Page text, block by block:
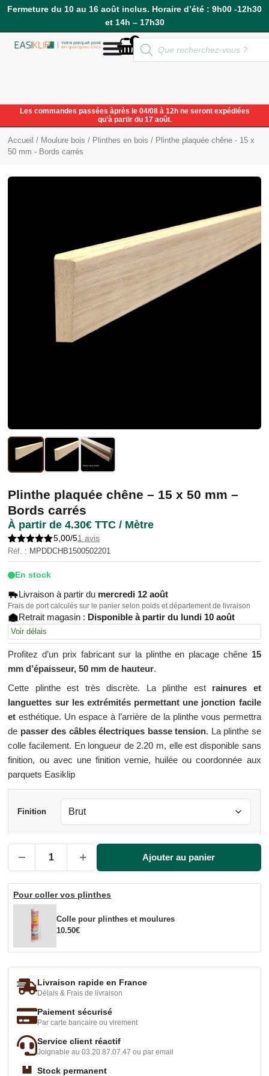
Fermeture du 10 au 16 août inclus. Horaire d’été : 9h00 -12h30
et 14h – 17h30
Compte
0
Les commandes passées àprès le 04/08 à 12h ne seront expédiées
qu’à partir du 17 août.
Accueil / Moulure bois / Plinthes en bois / Plinthe plaquée chêne - 15 x
50 mm - Bords carrés
Plinthe plaquée chêne – 15 x 50 mm –
Bords carrés
À partir de4.30€ TTC / Mètre
Noté 5.00
1
notation
5,00/51 avis
Réf. : MPDDCHB1500502201
En stock
Livraison à partir du mercredi 12 août
Frais de port calculés sur le panier selon poids et département de livraison
Retrait magasin : Disponible à partir du lundi 10 août
Voir délais
Profitez d’un prix fabricant sur la plinthe en placage chêne 15
mm d’épaisseur, 50 mm de hauteur.
Cette plinthe est très discrète. La plinthe est rainures et
languettes sur les extrémités permettant une jonction facile
et esthétique. Un espace à l’arrière de la plinthe vous permettra
de passer des câbles électriques basse tension. La plinthe se
colle facilement. En longueur de 2.20 m, elle est disponible sans
finition, ou avec une finition vernie, huilée ou coordonnée aux
parquets Easiklip
Finition
− + Ajouter au panier
Pour coller vos plinthes
Colle pour plinthes et moulures
10.50€
Livraison rapide en France
Délais & Frais de livraison
Paiement sécurisé
Par carte bancaire ou virement
Service client réactif
Joignable au 03.20.87.07.47 ou par email
Stock permanent